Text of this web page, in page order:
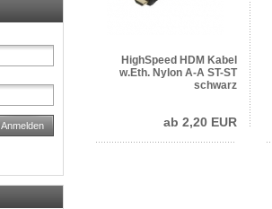
HighSpeed HDM Kabel
w.Eth. Nylon A-A ST-ST
schwarz
ab 2,20 EUR
Anmelden